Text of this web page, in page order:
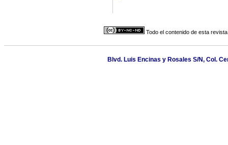
Todo el contenido de esta
Blvd. Luis Encinas y Rosales S/N, Col.